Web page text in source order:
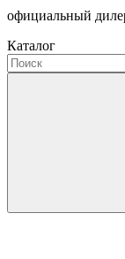
официальный
Каталог